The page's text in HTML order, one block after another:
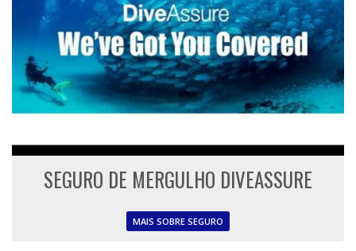
SEGURO DE MERGULHO DIVEASSURE
MAIS SOBRE SEGURO